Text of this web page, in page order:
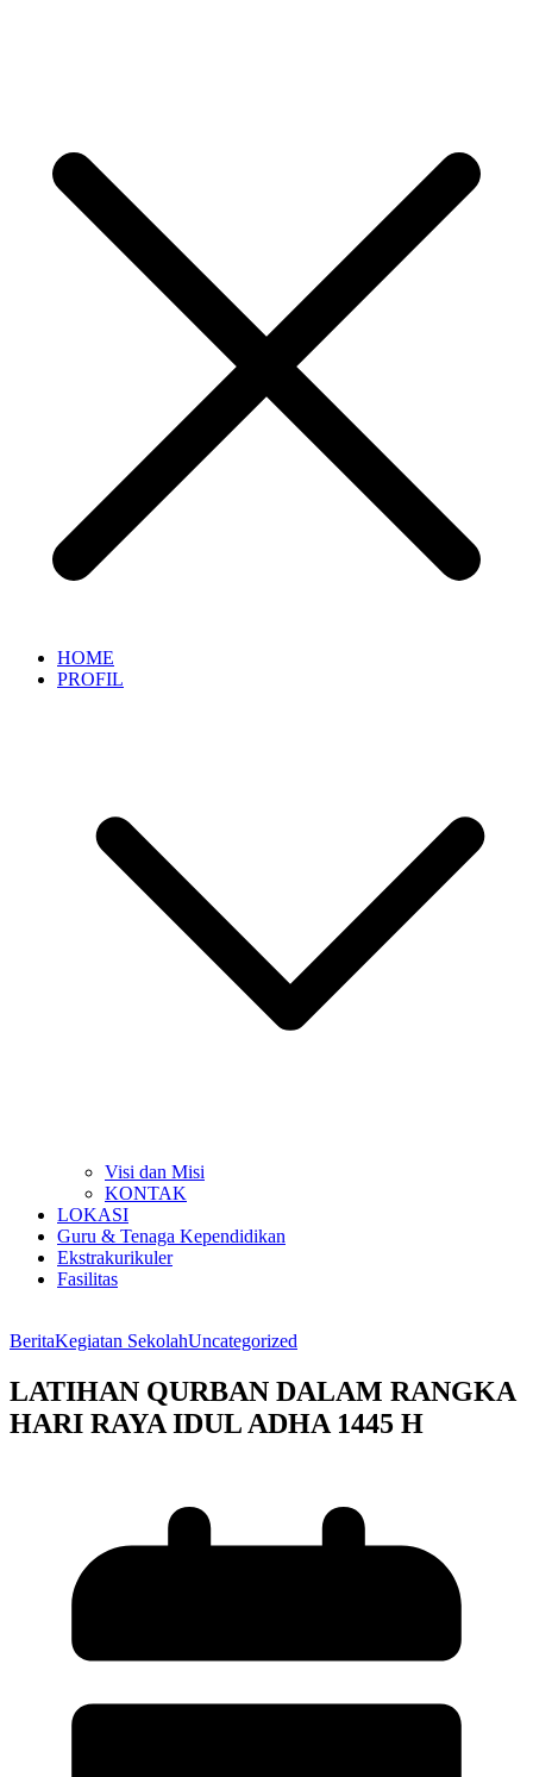
HOME
PROFIL
Visi dan Misi
KONTAK
LOKASI
Guru & Tenaga Kependidikan
Ekstrakurikuler
Fasilitas
BeritaKegiatan SekolahUncategorized
LATIHAN QURBAN DALAM RANGKA
HARI RAYA IDUL ADHA 1445 H